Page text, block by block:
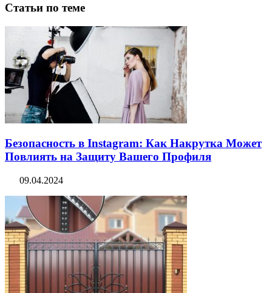
Статьи по теме
Безопасность в Instagram: Как Накрутка Может
Повлиять на Защиту Вашего Профиля
09.04.2024